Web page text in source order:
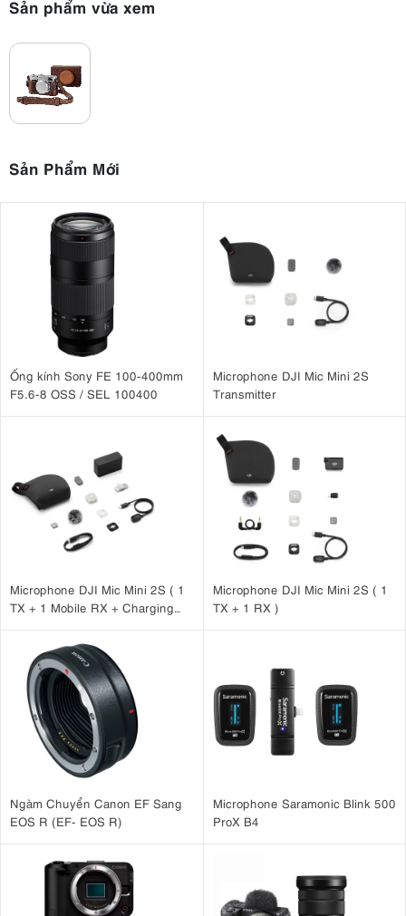
Sản phẩm vừa xem
Sản Phẩm Mới
Ống kính Sony FE 100-400mm
F5.6-8 OSS / SEL 100400
Microphone DJI Mic Mini 2S
Transmitter
Microphone DJI Mic Mini 2S ( 1
TX + 1 Mobile RX + Charging
Microphone DJI Mic Mini 2S ( 1
TX + 1 RX )
Ngàm Chuyển Canon EF Sang
EOS R (EF- EOS R)
Microphone Saramonic Blink 500
ProX B4